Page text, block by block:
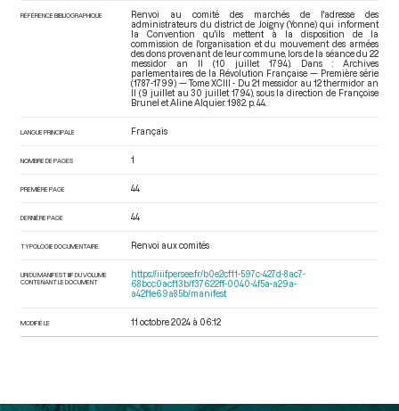
RÉFÉRENCE BIBLIOGRAPHIQUE
Renvoi au comité des marchés de l'adresse des
administrateurs du district de Joigny (Yonne) qui informent
la Convention qu'ils mettent à la disposition de la
commission de l'organisation et du mouvement des armées
des dons provenant de leur commune, lors de la séance du 22
messidor an II (10 juillet 1794). Dans : Archives
parlementaires de la Révolution Française — Première série
(1787-1799) — Tome XCIII - Du 21 messidor au 12 thermidor an
II (9 juillet au 30 juillet 1794), sous la direction de Françoise
Brunel et Aline Alquier. 1982. p. 44.
LANGUE PRINCIPALE Français
NOMBRE DE PAGES 1
PREMIÈRE PAGE 44
DERNIÈRE PAGE 44
TYPOLOGIE DOCUMENTAIRE Renvoi aux comités
URI DU MANIFEST IIIF DU VOLUME
CONTENANT LE DOCUMENT
https://iiif.persee.fr/b0e2cf11-597c-427d-8ac7-
68bcc0acf13b/f37622ff-0040-4f5a-a29a-
a42f1e69a85b/manifest
MODIFIÉ LE 11 octobre 2024 à 06:12